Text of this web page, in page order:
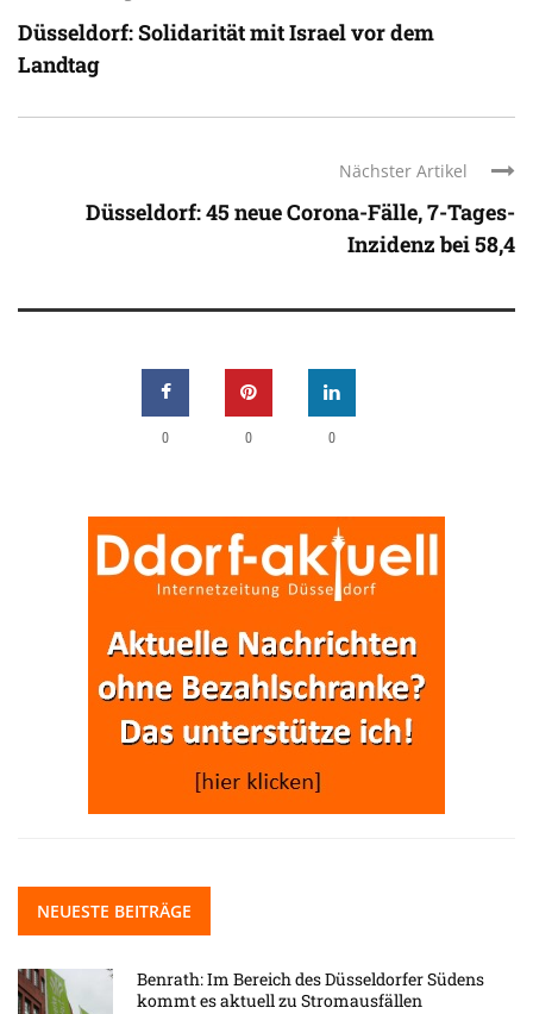
Düsseldorf: Solidarität mit Israel vor dem
Landtag
Nächster Artikel
Düsseldorf: 45 neue Corona-Fälle, 7-Tages-
Inzidenz bei 58,4
0 0 0
NEUESTE BEITRÄGE
Benrath: Im Bereich des Düsseldorfer Südens
kommt es aktuell zu Stromausfällen